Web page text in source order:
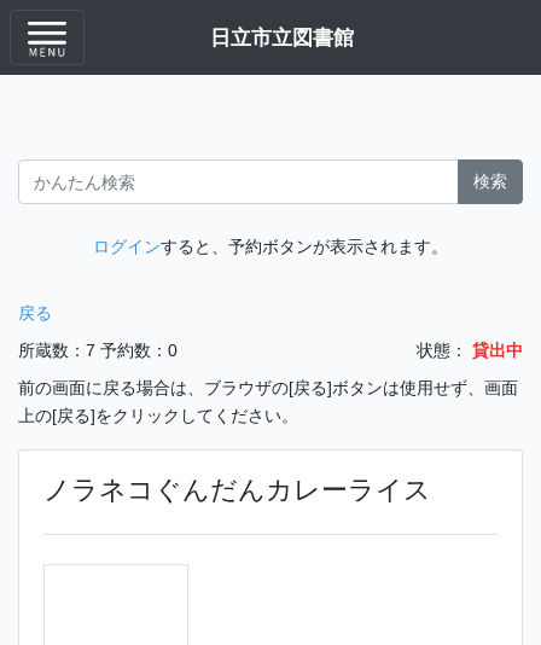
日立市立図書館
検索
ログインすると、予約ボタンが表示されます。
戻る
所蔵数：7 予約数：0 状態：
貸出中
前の画面に戻る場合は、ブラウザの[戻る]ボタンは使用せず、画面
上の[戻る]をクリックしてください。
ノラネコぐんだんカレーライス